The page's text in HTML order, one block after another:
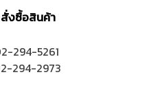
งซื้อสินค้า
294-5261
294-2973